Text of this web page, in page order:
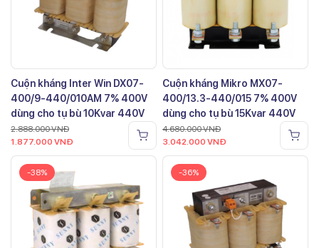
Cuộn kháng Inter Win DX07-
400/9-440/010AM 7% 400V
dùng cho tụ bù 10Kvar 440V
2.888.000VNĐ
1.877.000 VNĐ
Cuộn kháng Mikro MX07-
400/13.3-440/015 7% 400V
dùng cho tụ bù 15Kvar 440V
4.680.000VNĐ
3.042.000 VNĐ
-38% -36%